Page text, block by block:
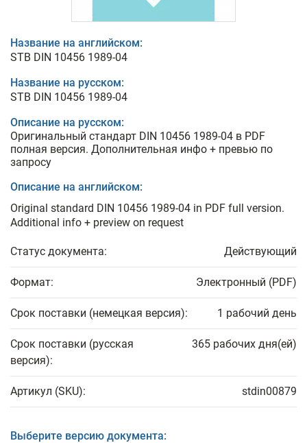
Название на английском:
STB DIN 10456 1989-04
Название на русском:
STB DIN 10456 1989-04
Описание на русском:
Оригинальный стандарт DIN 10456 1989-04 в PDF
полная версия. Дополнительная инфо + превью по
запросу
Описание на английском:
Original standard DIN 10456 1989-04 in PDF full version.
Additional info + preview on request
Статус документа: Действующий
Формат: Электронный (PDF)
Срок поставки (немецкая версия): 1 рабочий день
Срок поставки (русская
версия):
365 рабочих дня(ей)
Артикул (SKU): stdin00879
Выберите версию документа: